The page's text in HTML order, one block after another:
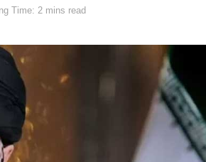
Time: 2 mins read